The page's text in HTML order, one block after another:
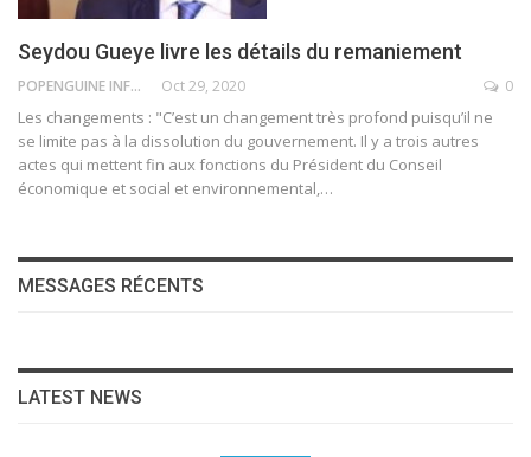
Seydou Gueye livre les détails du remaniement
POPENGUINE INFO Oct 29, 2020 0
Les changements : "C’est un changement très profond puisqu’il ne
se limite pas à la dissolution du gouvernement. Il y a trois autres
actes qui mettent fin aux fonctions du Président du Conseil
économique et social et environnemental,…
MESSAGES RÉCENTS
LATEST NEWS